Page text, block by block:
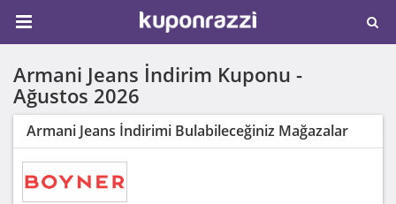
Armani Jeans İndirim Kuponu -
Ağustos 2026
Armani Jeans İndirimi Bulabileceğiniz Mağazalar